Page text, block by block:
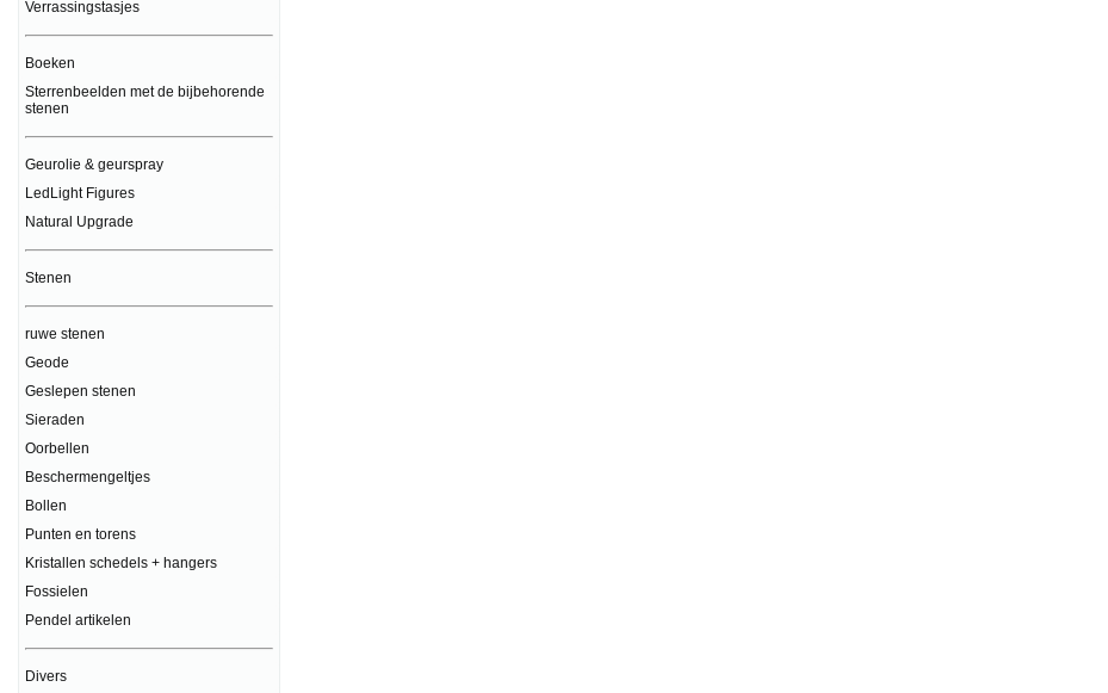
Verrassingstasjes
Boeken
Sterrenbeelden met de bijbehorende
stenen
Geurolie & geurspray
LedLight Figures
Natural Upgrade
Stenen
ruwe stenen
Geode
Geslepen stenen
Sieraden
Oorbellen
Beschermengeltjes
Bollen
Punten en torens
Kristallen schedels + hangers
Fossielen
Pendel artikelen
Divers